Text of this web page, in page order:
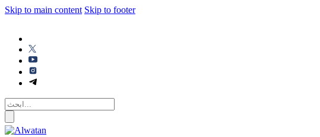
Skip to main content Skip to footer